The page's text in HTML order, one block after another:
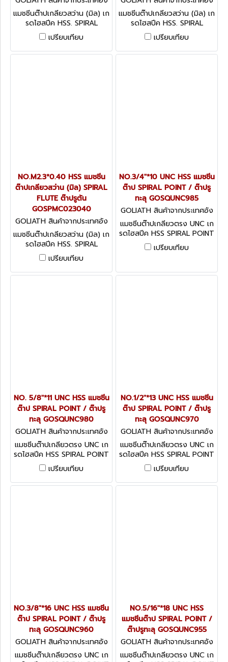
กฤษ GOSPMC040075
แมชชีนต๊าปเกลียวสว่าน (มิล) เก
รดไฮสปีค HSS. SPIRAL
FLUTE ต๊าปรูตัน
เปรียบเทียบ
กฤษ GOSPMC030060
แมชชีนต๊าปเกลียวสว่าน (มิล) เก
รดไฮสปีค HSS. SPIRAL
FLUTE ต๊าปรูตัน
เปรียบเทียบ
NO.M2.3*0.40 HSS แมชชีน
ต๊าปเกลียวสว่าน (มิล) SPIRAL
FLUTE ต๊าปรูตัน
GOSPMC023040
GOLIATH สินค้าจากประเทศอัง
กฤษ GOSPMC023040
แมชชีนต๊าปเกลียวสว่าน (มิล) เก
รดไฮสปีค HSS. SPIRAL
FLUTE ต๊าปรูตัน
เปรียบเทียบ
NO.3/4"*10 UNC HSS แมชชีน
ต๊าป SPIRAL POINT / ต๊าปรู
ทะลุ GOSQUNC985
GOLIATH สินค้าจากประเทศอัง
กฤษ GOSQUNC985
แมชชีนต๊าปเกลียวตรง UNC เก
รดไฮสปีค HSS SPIRAL POINT
/ ต๊าปรูทะลุ
เปรียบเทียบ
NO. 5/8"*11 UNC HSS แมชชีน
ต๊าป SPIRAL POINT / ต๊าปรู
ทะลุ GOSQUNC980
GOLIATH สินค้าจากประเทศอัง
กฤษ GOSQUNC980
แมชชีนต๊าปเกลียวตรง UNC เก
รดไฮสปีค HSS SPIRAL POINT
/ ต๊าปรูทะลุ
เปรียบเทียบ
NO.1/2"*13 UNC HSS แมชชีน
ต๊าป SPIRAL POINT / ต๊าปรู
ทะลุ GOSQUNC970
GOLIATH สินค้าจากประเทศอัง
กฤษ GOSQUNC970
แมชชีนต๊าปเกลียวตรง UNC เก
รดไฮสปีค HSS SPIRAL POINT
/ ต๊าปรูทะลุ
เปรียบเทียบ
NO.3/8"*16 UNC HSS แมชชีน
ต๊าป SPIRAL POINT / ต๊าปรู
ทะลุ GOSQUNC960
GOLIATH สินค้าจากประเทศอัง
กฤษ GOSQUNC960
แมชชีนต๊าปเกลียวตรง UNC เก
NO.5/16"*18 UNC HSS
แมชชีนต๊าป SPIRAL POINT /
ต๊าปรูทะลุ GOSQUNC955
GOLIATH สินค้าจากประเทศอัง
กฤษ GOSQUNC955
แมชชีนต๊าปเกลียวตรง UNC เก